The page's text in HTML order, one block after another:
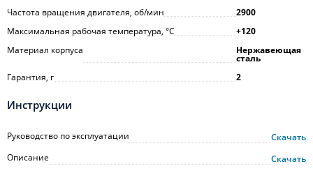
Частота вращения двигателя, об/мин
2900
Максимальная рабочая температура, °С
+120
Материал корпуса
Нержавеющая
сталь
Гарантия, г
2
Инструкции
Руководство по эксплуатации
Скачать
Описание
Скачать